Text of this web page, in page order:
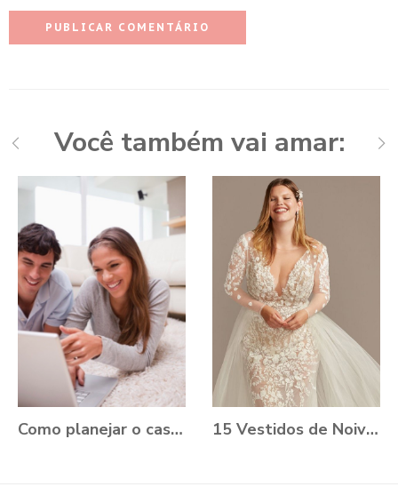
Você também vai amar:
Como planejar o casamento durante a Pandemia? 15 Vestidos de Noiva Plus Size para você se apaixonar